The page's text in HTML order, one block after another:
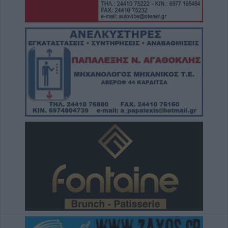
Ανακοινώθηκε επίσημα ο Δημήτρης
Γιαννούλης στον ΠΑΟΚ
6 Αυγούστου 2026, 13:45
Βανδαλισμοί στο τουριστικό περίπτερο
πληροφοριών στη διασταύρωση Καστανιάς -
Καταφυγίου και Ραχούλας
Κυκλοφοριακές ρυθμίσεις στην Δ.Κ.
Μορφοβουνίου 10-20 Αυγούστου
Την Πέμπτη 6 Αυγούστου η κηδεία της
6 Αυγούστου 2026, 12:58
Εκδόθηκε από το Δασαρχείο Καρδίτσας η
Δασική Ρυθμιστική Διάταξη Θήρας για την
κυνηγετική περίοδο 2026-27
6 Αυγούστου 2026, 11:27